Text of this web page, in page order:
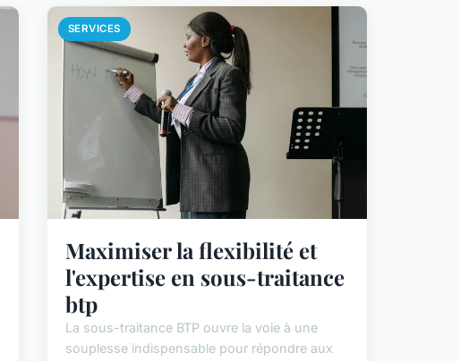
SERVICES
Maximiser la flexibilité et
l'expertise en sous-traitance
btp
La sous-traitance BTP ouvre la voie à une
souplesse indispensable pour répondre aux